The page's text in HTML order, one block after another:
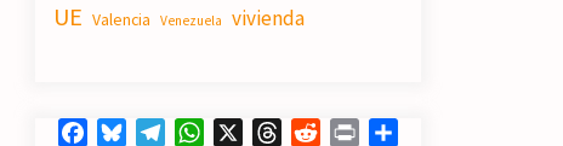
UE Valencia Venezuela vivienda
FacebookBlueskyTelegramWhatsApp ThreadsReddit Print